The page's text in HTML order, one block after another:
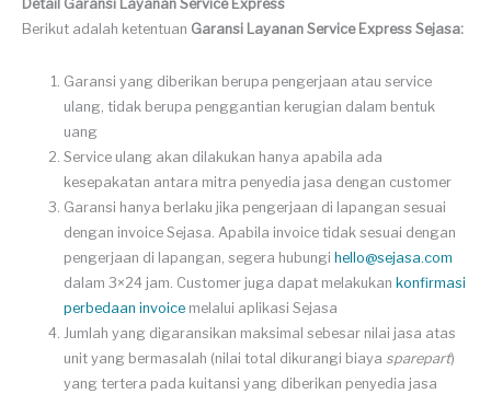
Detail Garansi Layanan Service Express
Berikut adalah ketentuan Garansi Layanan Service Express Sejasa:
Garansi yang diberikan berupa pengerjaan atau service
ulang, tidak berupa penggantian kerugian dalam bentuk
uang
Service ulang akan dilakukan hanya apabila ada
kesepakatan antara mitra penyedia jasa dengan customer
Garansi hanya berlaku jika pengerjaan di lapangan sesuai
dengan invoice Sejasa. Apabila invoice tidak sesuai dengan
pengerjaan di lapangan, segera hubungi hello@sejasa.com
dalam 3×24 jam. Customer juga dapat melakukan konfirmasi
perbedaan invoice melalui aplikasi Sejasa
Jumlah yang digaransikan maksimal sebesar nilai jasa atas
unit yang bermasalah (nilai total dikurangi biaya sparepart)
yang tertera pada kuitansi yang diberikan penyedia jasa